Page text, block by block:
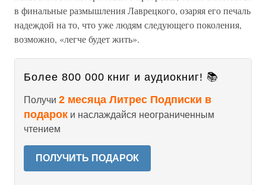
в финальные размышления Лаврецкого, озаряя его печаль
надеждой на то, что уже людям следующего поколения,
возможно, «легче будет жить».
Более 800 000 книг и аудиокниг! 📚
Получи 2 месяца Литрес Подписки в
подарок и наслаждайся неограниченным
чтением
ПОЛУЧИТЬ ПОДАРОК